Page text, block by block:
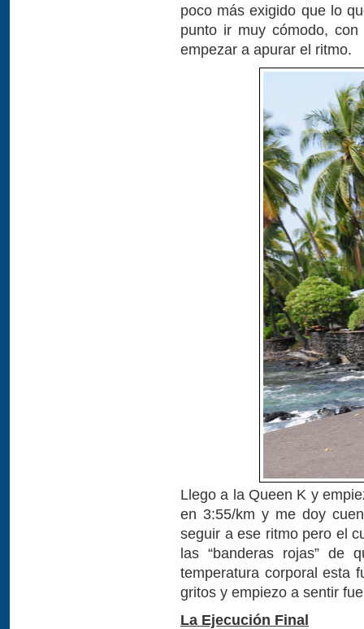
poco más exigido que lo
punto ir muy cómodo,
empezar a apurar el ritmo.
Llego a la Queen K y
en 3:55/km y me doy
seguir a ese ritmo pero el
las “banderas rojas” de
temperatura corporal esta
gritos y empiezo a sentir
La Ejecución Final